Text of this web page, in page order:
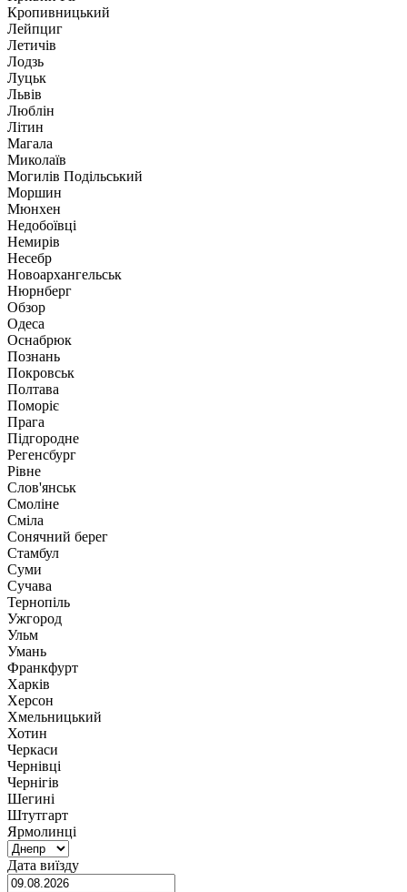
Кропивницький
Лейпциг
Летичів
Лодзь
Луцьк
Львів
Люблін
Літин
Магала
Миколаїв
Могилів Подільський
Моршин
Мюнхен
Недобоївці
Немирів
Несебр
Новоархангельськ
Нюрнберг
Обзор
Одеса
Оснабрюк
Познань
Покровськ
Полтава
Поморіє
Прага
Підгородне
Регенсбург
Рівне
Слов'янськ
Смоліне
Сміла
Сонячний берег
Стамбул
Суми
Сучава
Тернопіль
Ужгород
Ульм
Умань
Франкфурт
Харків
Херсон
Хмельницький
Хотин
Черкаси
Чернівці
Чернігів
Шегині
Штутгарт
Ярмолинці
Дата виїзду